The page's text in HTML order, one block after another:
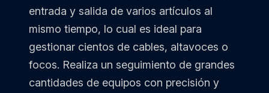
entrada y salida de varios artículos al
mismo tiempo, lo cual es ideal para
gestionar cientos de cables, altavoces o
focos. Realiza un seguimiento de grandes
cantidades de equipos con precisión y